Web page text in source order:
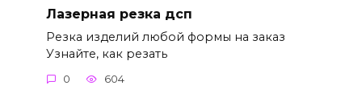
Лазерная резка дсп
Резка изделий любой формы на заказ
Узнайте, как резать
0 604